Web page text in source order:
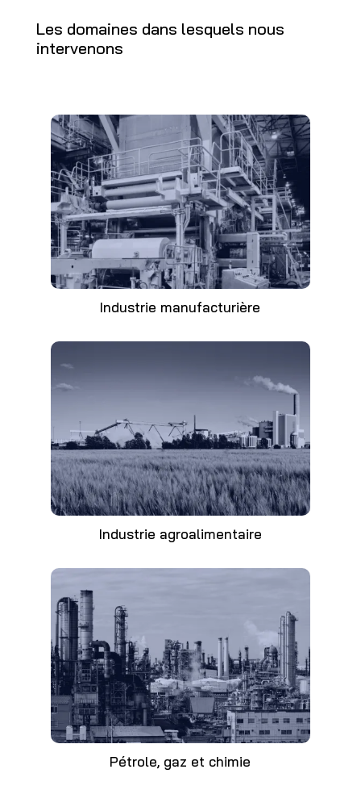
Les domaines dans lesquels nous
intervenons
Industrie manufacturière
Industrie agroalimentaire
Pétrole, gaz et chimie